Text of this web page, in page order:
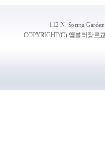
112 N. Spring
COPYRIGHT(C) 앰블러장로